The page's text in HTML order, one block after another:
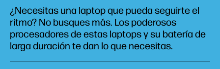
¿Necesitas una laptop que pueda seguirte el
ritmo? No busques más. Los poderosos
procesadores de estas laptops y su batería de
larga duración te dan lo que necesitas.